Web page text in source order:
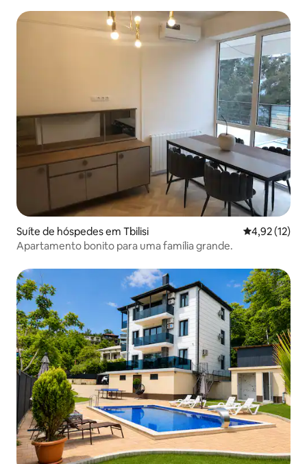
Suíte de hóspedes em Tbilisi Classificação
4,92 (12)
Apartamento bonito para uma família grande.